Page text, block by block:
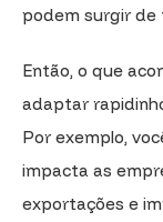
podem surgir de
Então, o que
adaptar
Por exemplo,
impacta as
exportações e